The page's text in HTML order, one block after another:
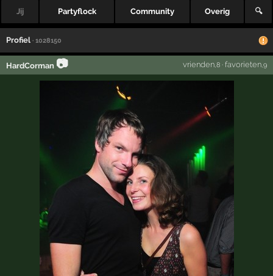
Jij Partyflock Community Overig 🔍
Profiel · 1028150
HardCorman 📷 vrienden,8· favorieten,9